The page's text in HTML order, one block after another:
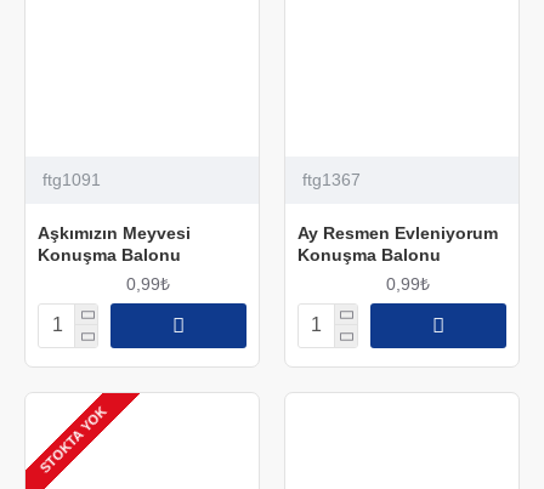
ftg1091
Aşkımızın Meyvesi
Konuşma Balonu
0,99₺
ftg1367
Ay Resmen Evleniyorum
Konuşma Balonu
0,99₺
STOKTA YOK